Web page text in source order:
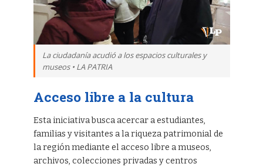
La ciudadanía acudió a los espacios culturales y
museos • LA PATRIA
Acceso libre a la cultura
Esta iniciativa busca acercar a estudiantes,
familias y visitantes a la riqueza patrimonial de
la región mediante el acceso libre a museos,
archivos, colecciones privadas y centros